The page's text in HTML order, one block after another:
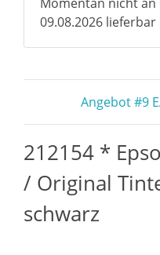
09.08.2026 lieferbar
Angebot #9
212154 *
/ Original
schwarz